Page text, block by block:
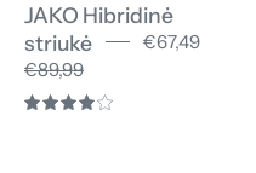
JAKO Hibridinė
striukė
€67,49
€89,99